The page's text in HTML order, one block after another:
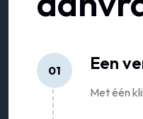
01 Een
Met één